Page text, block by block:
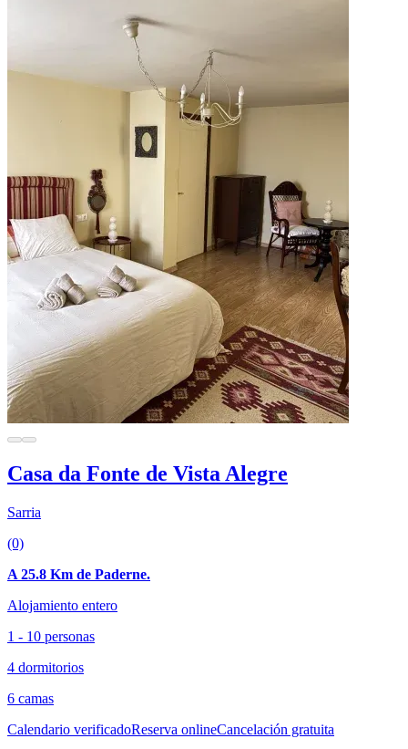
Casa da Fonte de Vista Alegre
Sarria
(0)
A 25.8 Km de Paderne.
Alojamiento entero
1 - 10 personas
4 dormitorios
6 camas
Calendario verificadoReserva onlineCancelación gratuita